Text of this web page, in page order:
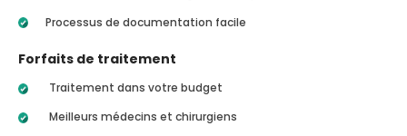
Processus de documentation facile
Forfaits de traitement
Traitement dans votre budget
Meilleurs médecins et chirurgiens